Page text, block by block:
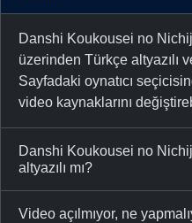
Danshi Koukousei no
üzerinden Türkçe altyazılı
Sayfadaki oynatıcı
video kaynaklarını
Danshi Koukousei no
altyazılı mı?
Video açılmıyor, ne